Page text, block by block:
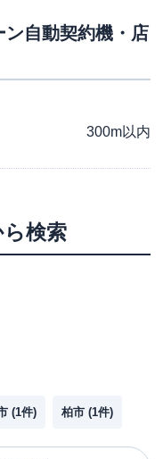
ン自動契約機・店
300m以内
検索
(1件) 柏市 (1件)